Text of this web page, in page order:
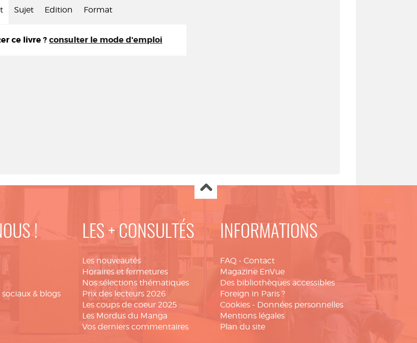
Sujet Edition Format
ce livre ? consulter le mode d'emploi
!
& blogs
LES + CONSULTÉS
Les nouveautés
Horaires et fermetures
Nos sélections thématiques
Prix des lecteurs 2026
Les coups de coeur 2025
Les Mordus du Manga
Vos derniers commentaires
INFORMATIONS
FAQ - Contact
Magazine EnVue
Des bibliothèques accessibles
Foreign in Paris ?
Cookies - Données personnelles
Mentions légales
Plan du site